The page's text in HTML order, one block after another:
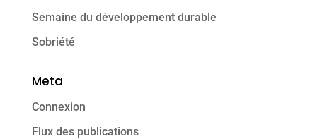
Semaine du développement durable
Sobriété
Meta
Connexion
Flux des publications